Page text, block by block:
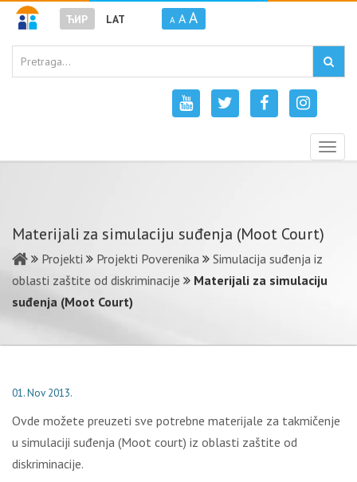
ЋИР LAT A A A
Materijali za simulaciju suđenja (Moot Court)
Projekti Projekti Poverenika
Simulacija suđenja iz
oblasti zaštite od diskriminacije
Materijali za simulaciju
suđenja (Moot Court)
01. Nov 2013.
Ovde možete preuzeti sve potrebne materijale za takmičenje
u simulaciji suđenja (Moot court) iz oblasti zaštite od
diskriminacije.